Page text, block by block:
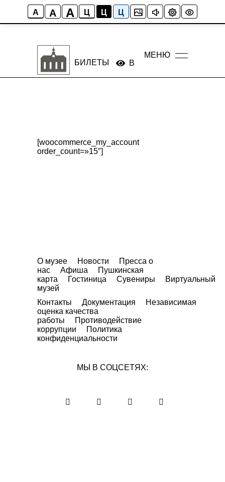
A A A Ц Ц Ц
БИЛЕТЫ Версия сайта для
МЕНЮ
[woocommerce_my_account
order_count=»15″]
О музее Новости
Пресса о
нас
Афиша
Пушкинская
карта
Гостиница Сувениры
Виртуальный
музей
Контакты
Документация
Независимая
оценка качества
работы
Противодействие
коррупции
Политика
конфиденциальности
МЫ В СОЦСЕТЯХ: